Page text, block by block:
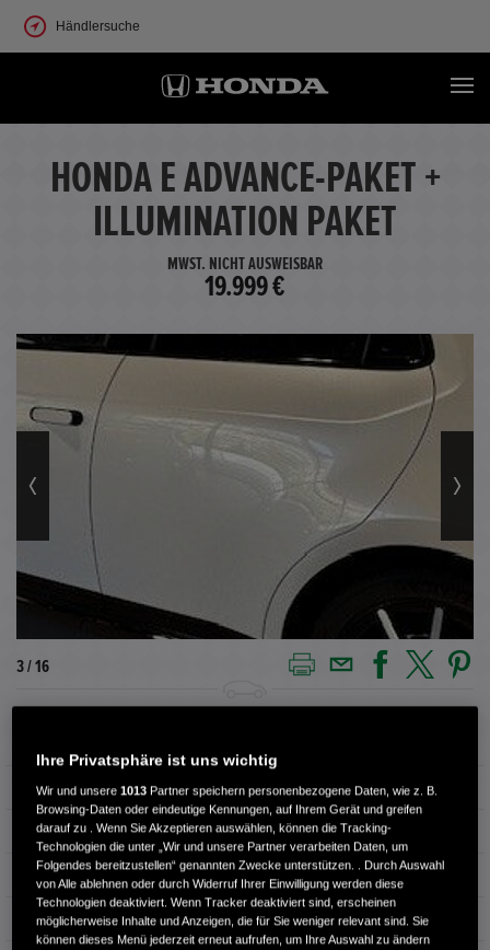
Händlersuche
HONDA E ADVANCE-PAKET +
ILLUMINATION PAKET
MWST. NICHT AUSWEISBAR
19.999 €
3 / 16
Kilometerstand 29.500 km
Kraftstoffart Elektro
Getriebe Automatik
Türen 4
Ihre Privatsphäre ist uns wichtig
Wir und unsere1013 Partner speichern personenbezogene Daten, wie z. B.
Browsing-Daten oder eindeutige Kennungen, auf Ihrem Gerät und greifen
darauf zu . Wenn Sie Akzeptieren auswählen, können die Tracking-
Technologien die unter „Wir und unsere Partner verarbeiten Daten, um
Folgendes bereitzustellen“ genannten Zwecke unterstützen. . Durch Auswahl
von Alle ablehnen oder durch Widerruf Ihrer Einwilligung werden diese
Technologien deaktiviert. Wenn Tracker deaktiviert sind, erscheinen
möglicherweise Inhalte und Anzeigen, die für Sie weniger relevant sind. Sie
können dieses Menü jederzeit erneut aufrufen, um Ihre Auswahl zu ändern